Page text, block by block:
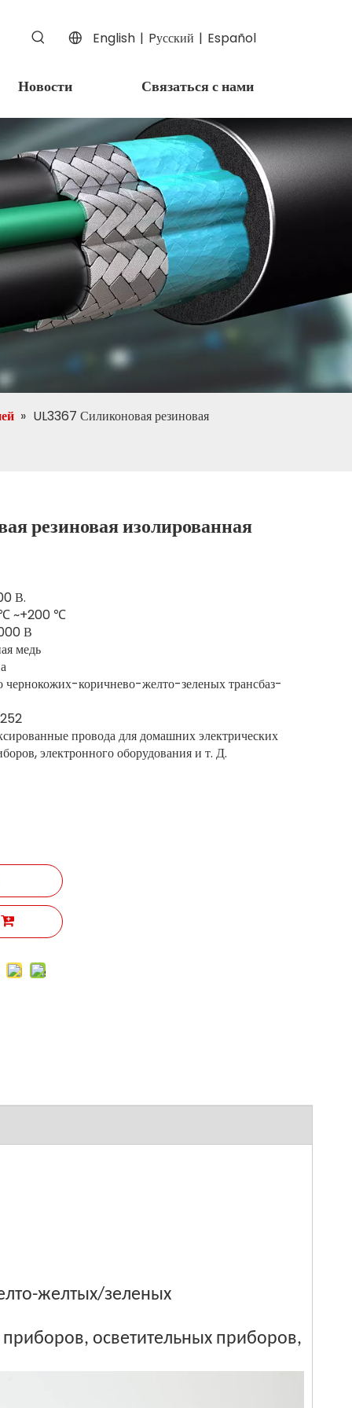
English | Pусский | Español
Новости Связаться с нами
» UL3367 Силиконовая резиновая
резиновая изолированная
В.
℃ ~+200 ℃
В
медь
чернокожих-коричнево-желто-зеленых трансбаз-
провода для домашних электрических
электронного оборудования и т. Д.
желто-желтых/зеленых
осветительных приборов,